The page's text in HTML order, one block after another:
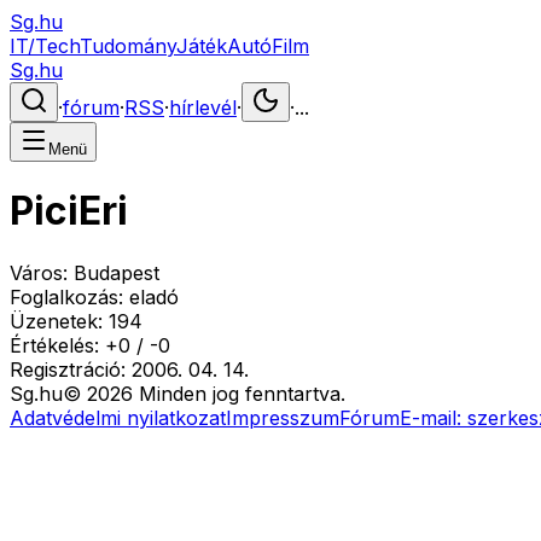
Sg.hu
IT/TechTudományJátékAutóFilm
Sg.hu
·fórum·RSS·hírlevél· ·...
Menü
PiciEri
Város: Budapest
Foglalkozás: eladó
Üzenetek: 194
Értékelés: +0 / -0
Regisztráció: 2006. 04. 14.
Sg.hu© 2026 Minden jog fenntartva.
Adatvédelmi nyilatkozatImpresszumFórumE-mail: